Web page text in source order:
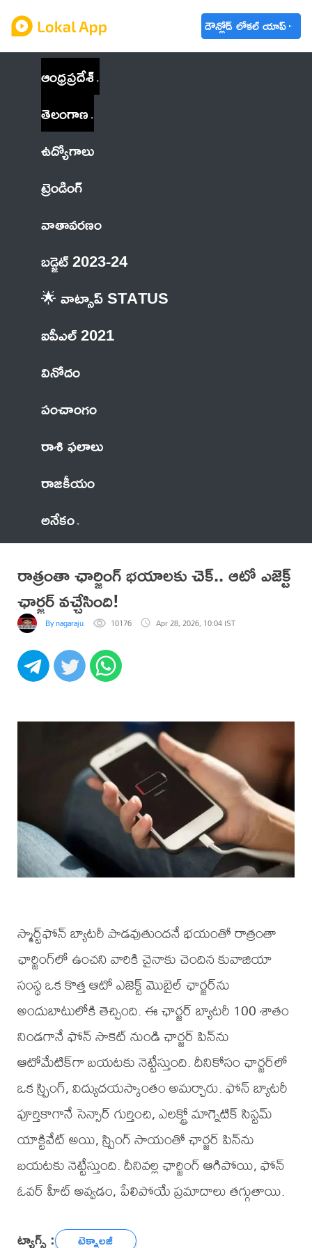
డౌన్లోడ్ లోకల్ యాప్
ఆంధ్రప్రదేశ్
తెలంగాణ
ఉద్యోగాలు
ట్రెండింగ్
వాతావరణం
బడ్జెట్ 2023-24
🌟 వాట్సాప్ STATUS
ఐపీఎల్ 2021
వినోదం
పంచాంగం
రాశి ఫలాలు
రాజకీయం
అనేకం
రాత్రంతా ఛార్జింగ్ భయాలకు చెక్.. ఆటో ఎజెక్ట్
ఛార్జర్ వచ్చేసింది!
By nagaraju 10176 Apr 28, 2026, 10:04 IST
స్మార్ట్‌ఫోన్ బ్యాటరీ పాడవుతుందనే భయంతో రాత్రంతా
ఛార్జింగ్‌లో ఉంచని వారికి చైనాకు చెందిన కువాజియా
సంస్థ ఒక కొత్త ఆటో ఎజెక్ట్ మొబైల్ ఛార్జర్‌ను
అందుబాటులోకి తెచ్చింది. ఈ ఛార్జర్ బ్యాటరీ 100 శాతం
నిండగానే ఫోన్ సాకెట్ నుండి ఛార్జర్ పిన్‌ను
ఆటోమేటిక్‌గా బయటకు నెట్టేస్తుంది. దీనికోసం ఛార్జర్‌లో
ఒక స్ప్రింగ్, విద్యుదయస్కాంతం అమర్చారు. ఫోన్ బ్యాటరీ
పూర్తికాగానే సెన్సార్ గుర్తించి, ఎలక్ట్రో మాగ్నెటిక్ సిస్టమ్
యాక్టివేట్ అయి, స్ప్రింగ్ సాయంతో ఛార్జర్ పిన్‌ను
బయటకు నెట్టేస్తుంది. దీనివల్ల ఛార్జింగ్ ఆగిపోయి, ఫోన్
ఓవర్ హీట్ అవ్వడం, పేలిపోయే ప్రమాదాలు తగ్గుతాయి.
ట్యాగ్స్ : టెక్నాలజీ